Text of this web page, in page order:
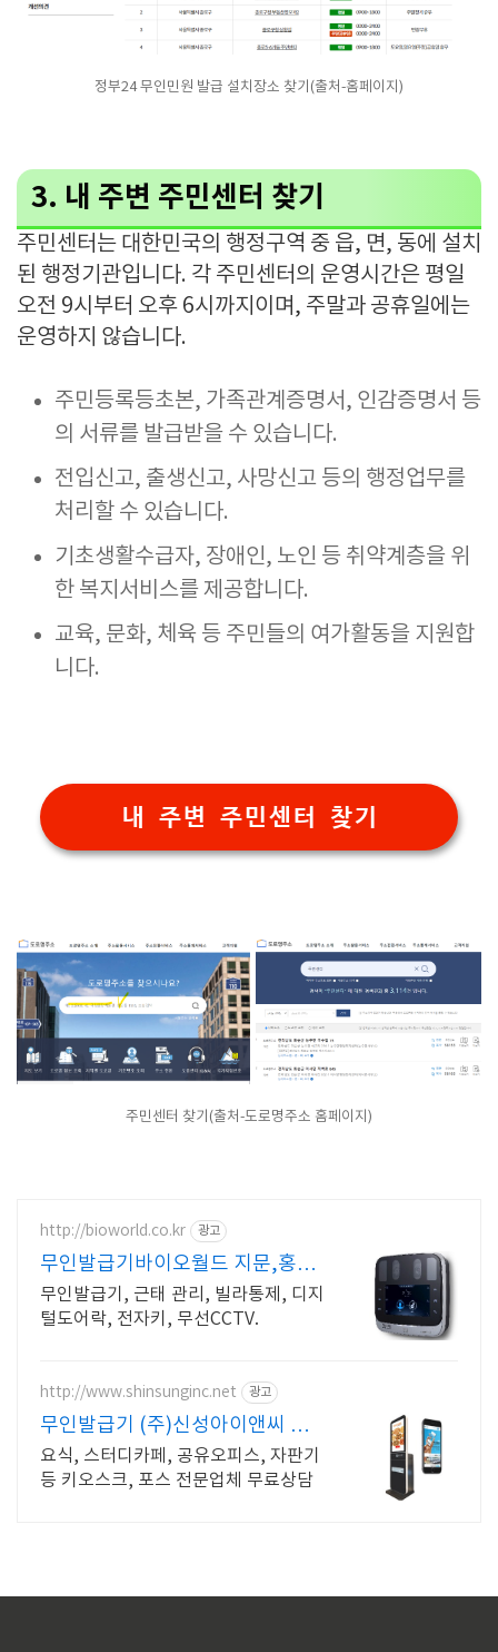
정부24 무인민원 발급 설치장소 찾기(출처-홈페이지)
3. 내 주변 주민센터 찾기
주민센터는 대한민국의 행정구역 중 읍, 면, 동에 설치
된 행정기관입니다. 각 주민센터의 운영시간은 평일
오전 9시부터 오후 6시까지이며, 주말과 공휴일에는
운영하지 않습니다.
주민등록등초본, 가족관계증명서, 인감증명서 등
의 서류를 발급받을 수 있습니다.
전입신고, 출생신고, 사망신고 등의 행정업무를
처리할 수 있습니다.
기초생활수급자, 장애인, 노인 등 취약계층을 위
한 복지서비스를 제공합니다.
교육, 문화, 체육 등 주민들의 여가활동을 지원합
니다.
내 주변 주민센터 찾기
주민센터 찾기(출처-도로명주소 홈페이지)
http://bioworld.co.kr 광고
무인발급기바이오월드 지문,홍체,
카드,보안전문가
무인발급기, 근태 관리, 빌라통제, 디지
털도어락, 전자키, 무선CCTV.
http://www.shinsunginc.net 광고
무인발급기 (주)신성아이앤씨 유
무선 상담고객 10% 할인
요식, 스터디카페, 공유오피스, 자판기
등 키오스크, 포스 전문업체 무료상담